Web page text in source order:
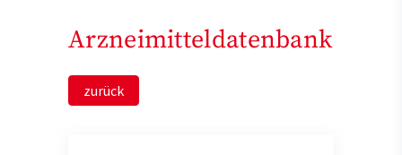
Arzneimitteldatenbank
zurück